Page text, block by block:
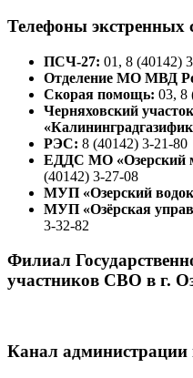
Телефоны экстренных
ПСЧ-27: 01, 8 (40142)
Отделение МО МВД
Скорая помощь: 03, 8
Черняховский
РЭС: 8 (40142) 3-21-80
ЕДДС МО «Озерский
(40142) 3-27-08
МУП «Озерский
МУП «Озёрская
3-32-82
Филиал
участников СВО в г.
Канал